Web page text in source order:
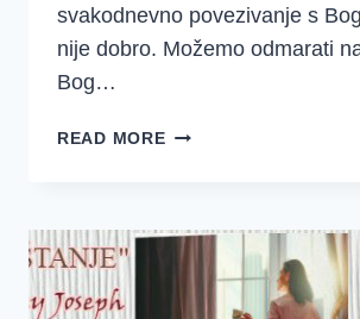
svakodnevno povezivanje s
nije dobro. Možemo odmarati
Bog…
READ MORE“ODMOR
JOSEPH